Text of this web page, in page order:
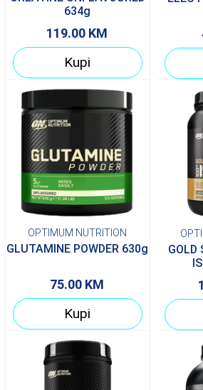
634g
119.00 KM
Kupi
OPTIMUM NUTRITION
GLUTAMINE POWDER 630g
75.00 KM
Kupi
GOLD